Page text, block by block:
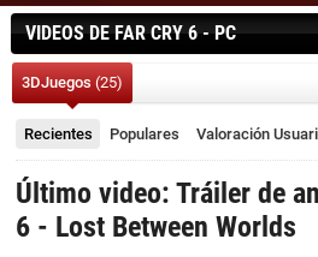
VIDEOS DE FAR CRY 6 - PC
3DJuegos (25)
Recientes Populares Valoración
Último video: Tráiler de
6 - Lost Between Worlds